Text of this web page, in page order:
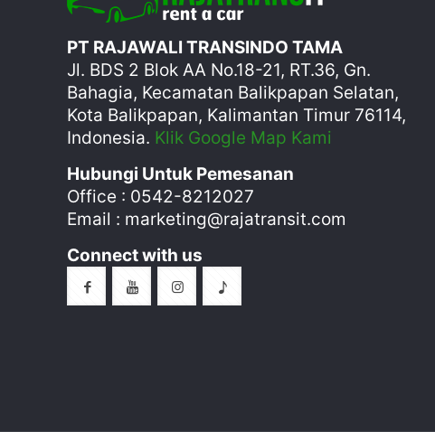
PT RAJAWALI TRANSINDO TAMA
Jl. BDS 2 Blok AA No.18-21, RT.36, Gn.
Bahagia, Kecamatan Balikpapan Selatan,
Kota Balikpapan, Kalimantan Timur 76114,
Indonesia. Klik Google Map Kami
Hubungi Untuk Pemesanan
Office : 0542-8212027
Email : marketing@rajatransit.com
Connect with us